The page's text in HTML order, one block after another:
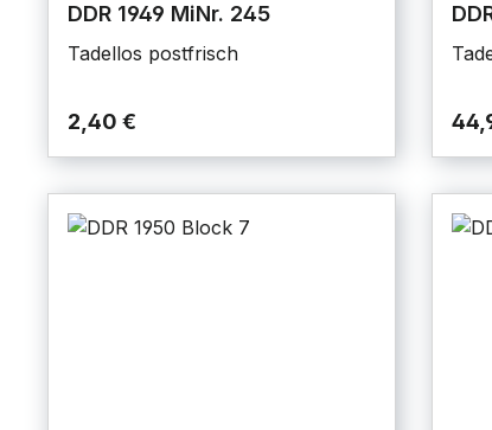
DDR 1949 MiNr. 245
Tadellos postfrisch
2,40 €